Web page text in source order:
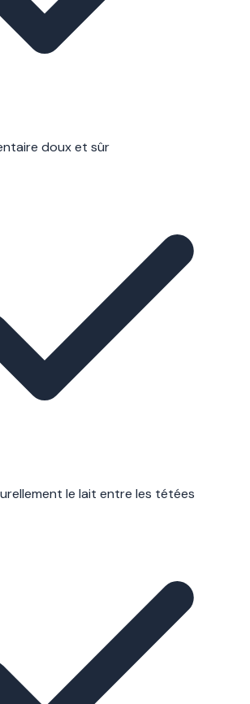
doux et sûr
le lait entre les tétées